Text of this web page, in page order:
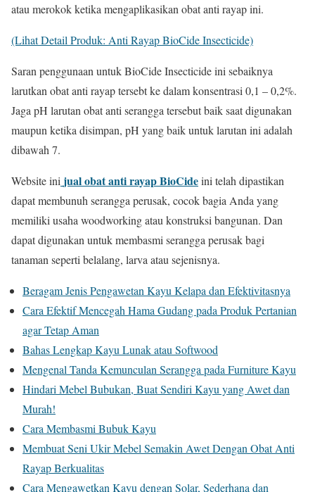
atau merokok ketika mengaplikasikan obat anti rayap ini.
(Lihat Detail Produk: Anti Rayap BioCide Insecticide)
Saran penggunaan untuk BioCide Insecticide ini sebaiknya
larutkan obat anti rayap tersebt ke dalam konsentrasi 0,1 – 0,2%.
Jaga pH larutan obat anti serangga tersebut baik saat digunakan
maupun ketika disimpan, pH yang baik untuk larutan ini adalah
dibawah 7.
Website ini jual obat anti rayap BioCideini telah dipastikan
dapat membunuh serangga perusak, cocok bagia Anda yang
memiliki usaha woodworking atau konstruksi bangunan. Dan
dapat digunakan untuk membasmi serangga perusak bagi
tanaman seperti belalang, larva atau sejenisnya.
Beragam Jenis Pengawetan Kayu Kelapa dan Efektivitasnya
Cara Efektif Mencegah Hama Gudang pada Produk Pertanian
agar Tetap Aman
Bahas Lengkap Kayu Lunak atau Softwood
Mengenal Tanda Kemunculan Serangga pada Furniture Kayu
Hindari Mebel Bubukan, Buat Sendiri Kayu yang Awet dan
Murah!
Cara Membasmi Bubuk Kayu
Membuat Seni Ukir Mebel Semakin Awet Dengan Obat Anti
Rayap Berkualitas
Cara Mengawetkan Kayu dengan Solar, Sederhana dan